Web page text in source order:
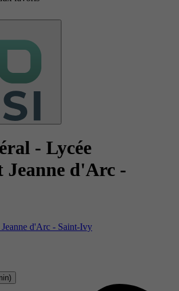
- Lycée
Jeanne d'Arc -
d'Arc - Saint-Ivy